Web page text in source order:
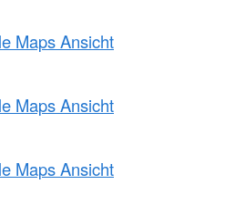
Maps Ansicht
Maps Ansicht
Maps Ansicht